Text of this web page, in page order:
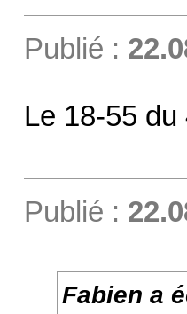
Publié :
Le 18-55
Publié :
Fabien a